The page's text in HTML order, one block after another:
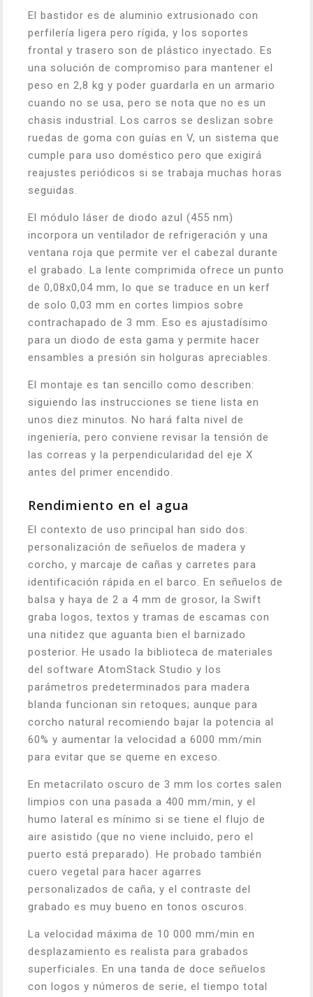
El bastidor es de aluminio extrusionado con
perfilería ligera pero rígida, y los soportes
frontal y trasero son de plástico inyectado. Es
una solución de compromiso para mantener el
peso en 2,8 kg y poder guardarla en un armario
cuando no se usa, pero se nota que no es un
chasis industrial. Los carros se deslizan sobre
ruedas de goma con guías en V, un sistema que
cumple para uso doméstico pero que exigirá
reajustes periódicos si se trabaja muchas horas
seguidas.
El módulo láser de diodo azul (455 nm)
incorpora un ventilador de refrigeración y una
ventana roja que permite ver el cabezal durante
el grabado. La lente comprimida ofrece un punto
de 0,08x0,04 mm, lo que se traduce en un kerf
de solo 0,03 mm en cortes limpios sobre
contrachapado de 3 mm. Eso es ajustadísimo
para un diodo de esta gama y permite hacer
ensambles a presión sin holguras apreciables.
El montaje es tan sencillo como describen:
siguiendo las instrucciones se tiene lista en
unos diez minutos. No hará falta nivel de
ingeniería, pero conviene revisar la tensión de
las correas y la perpendicularidad del eje X
antes del primer encendido.
Rendimiento en el agua
El contexto de uso principal han sido dos:
personalización de señuelos de madera y
corcho, y marcaje de cañas y carretes para
identificación rápida en el barco. En señuelos de
balsa y haya de 2 a 4 mm de grosor, la Swift
graba logos, textos y tramas de escamas con
una nitidez que aguanta bien el barnizado
posterior. He usado la biblioteca de materiales
del software AtomStack Studio y los
parámetros predeterminados para madera
blanda funcionan sin retoques; aunque para
corcho natural recomiendo bajar la potencia al
60% y aumentar la velocidad a 6000 mm/min
para evitar que se queme en exceso.
En metacrilato oscuro de 3 mm los cortes salen
limpios con una pasada a 400 mm/min, y el
humo lateral es mínimo si se tiene el flujo de
aire asistido (que no viene incluido, pero el
puerto está preparado). He probado también
cuero vegetal para hacer agarres
personalizados de caña, y el contraste del
grabado es muy bueno en tonos oscuros.
La velocidad máxima de 10 000 mm/min en
desplazamiento es realista para grabados
superficiales. En una tanda de doce señuelos
con logos y números de serie, el tiempo total